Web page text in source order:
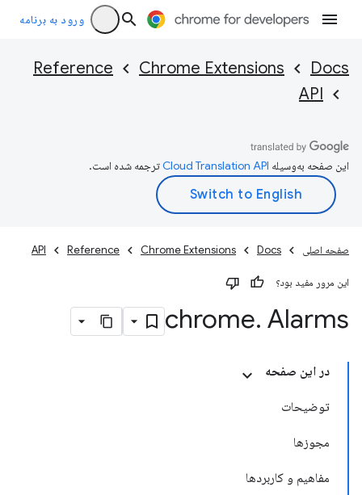
ورود به برنامه
Docs
Chrome Extensions
Reference
API
این صفحه به‌وسیله ترجمه شده است.
صفحه اصلی Docs
Chrome Extensions
Reference
API
این مرور مفید بود؟
chrome. Alarms
در این صفحه
توضیحات
مجوزها
مفاهیم و کاربردها